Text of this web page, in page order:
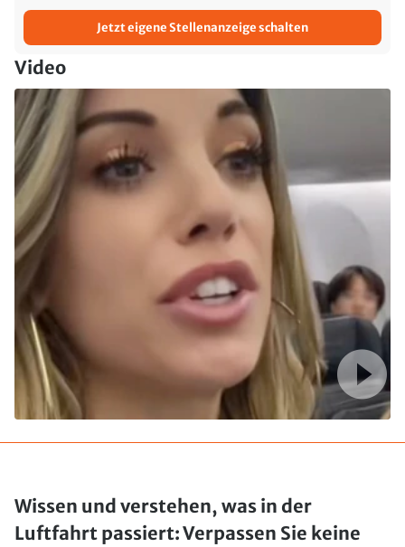
Jetzt eigene Stellenanzeige schalten
Video
Wissen und verstehen, was in der
Luftfahrt passiert: Verpassen Sie keine